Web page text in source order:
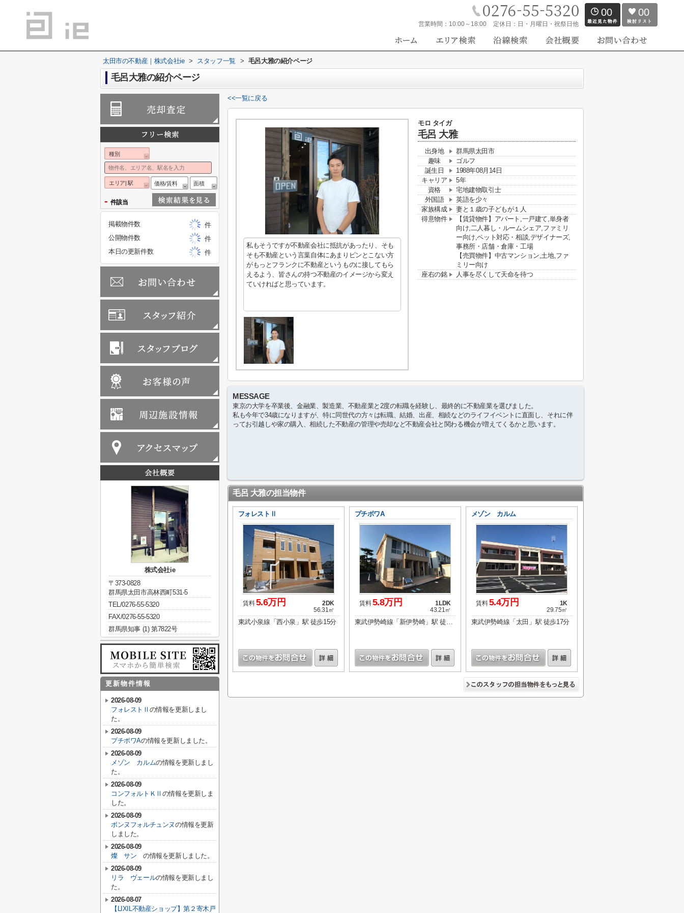
営業時間： 10:00～18:00 定休日： 日・月曜日・祝祭日他
00 00
太田市の不動産｜株式会社ie > スタッフ一覧 > 毛呂大雅の紹介ページ
毛呂大雅の紹介ページ
<<一覧に戻る
私もそうですが不動産会社に抵抗があったり、そも
そも不動産という言葉自体にあまりピンとこない方
がもっとフランクに不動産というものに接してもら
えるよう、皆さんの持つ不動産のイメージから変え
ていければと思っています。
モロ タイガ
毛呂 大雅
出身地
群馬県太田市
趣味
ゴルフ
誕生日
1988年08月14日
キャリア
5年
資格
宅地建物取引士
外国語
英語を少々
家族構成
妻と１歳の子どもが１人
得意物件
【賃貸物件】アパート,一戸建て,単身者
向け,二人暮し・ルームシェア,ファミリ
ー向け,ペット対応・相談,デザイナーズ,
事務所・店舗・倉庫・工場
【売買物件】中古マンション,土地,ファ
ミリー向け
座右の銘
人事を尽くして天命を待つ
MESSAGE
東京の大学を卒業後、金融業、製造業、不動産業と2度の転職を経験し、最終的に不動産業を選びました。
私も今年で34歳になりますが、特に同世代の方々は転職、結婚、出産、相続などのライフイベントに直面し、それに伴
ってお引越しや家の購入、相続した不動産の管理や売却など不動産会社と関わる機会が増えてくるかと思います。
毛呂 大雅の担当物件
フォレストⅡ
賃料5.6万円
2DK
56.31㎡
東武小泉線「西小泉」駅 徒歩15分
プチボワA
賃料5.8万円
1LDK
43.21㎡
東武伊勢崎線「新伊勢崎」駅 徒歩25分
メゾン カルム
賃料5.4万円
1K
29.75㎡
東武伊勢崎線「太田」駅 徒歩17分
種別
エリア| 駅 価格/賃料 面積
- 件該当
掲載物件数
件
公開物件数
件
本日の更新件数
件
株式会社ie
〒373-0828
群馬県太田市高林西町531-5
TEL/0276-55-5320
FAX/0276-55-5320
群馬県知事 (1) 第7822号
更新物件情報
2026-08-09
フォレストⅡ の情報を更新しまし
た。
2026-08-09
プチボワAの情報を更新しました。
2026-08-09
メゾン カルムの情報を更新しまし
た。
2026-08-09
コンフォルトＫⅡ の情報を更新しま
した。
2026-08-09
ボンヌフォルチュンヌの情報を更新
しました。
2026-08-09
燦 サンの情報を更新しました。
2026-08-09
リラ ヴェールの情報を更新しまし
た。
2026-08-07
【LIXIL不動産ショップ】第２寄木戸